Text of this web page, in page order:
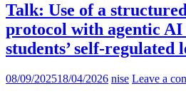
Talk: Use of a
protocol with agentic AI
students’ self-regulated
08/09/202518/04/2026 nise Leave a